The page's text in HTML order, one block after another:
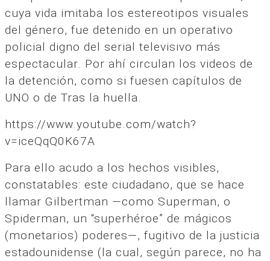
cuya vida imitaba los estereotipos visuales
del género, fue detenido en un operativo
policial digno del serial televisivo más
espectacular. Por ahí circulan los videos de
la detención, como si fuesen capítulos de
UNO o de Tras la huella.
https://www.youtube.com/watch?
v=iceQqQ0K67A
Para ello acudo a los hechos visibles,
constatables: este ciudadano, que se hace
llamar Gilbertman —como Superman, o
Spiderman, un “superhéroe” de mágicos
(monetarios) poderes—, fugitivo de la justicia
estadounidense (la cual, según parece, no ha